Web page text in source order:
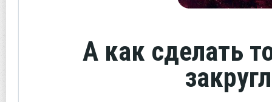
А как сделать